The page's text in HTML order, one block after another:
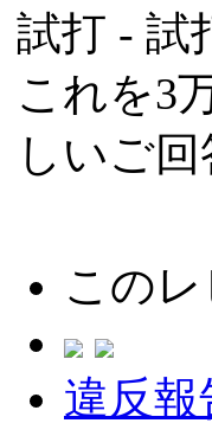
試打 - 試
これを3
しいご
この
違反報